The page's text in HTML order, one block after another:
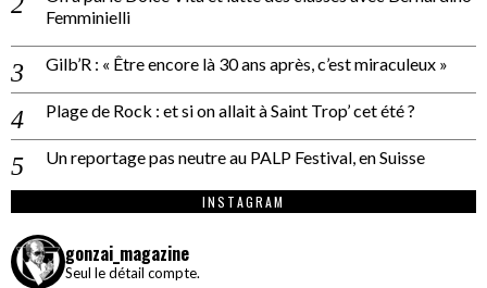
Femminielli
Gilb’R : « Être encore là 30 ans après, c’est miraculeux »
Plage de Rock : et si on allait à Saint Trop’ cet été ?
Un reportage pas neutre au PALP Festival, en Suisse
INSTAGRAM
gonzai_magazine
Seul le détail compte.